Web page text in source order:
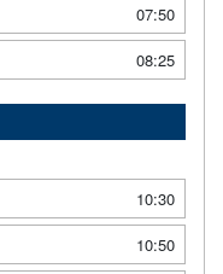
07:50
08:25
10:30
10:50